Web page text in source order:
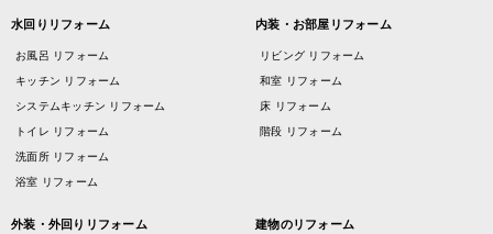
水回りリフォーム
お風呂 リフォーム
キッチン リフォーム
システムキッチン リフォーム
トイレ リフォーム
洗面所 リフォーム
浴室 リフォーム
内装・お部屋リフォーム
リビング リフォーム
和室 リフォーム
床 リフォーム
階段 リフォーム
外装・外回りリフォーム 建物のリフォーム